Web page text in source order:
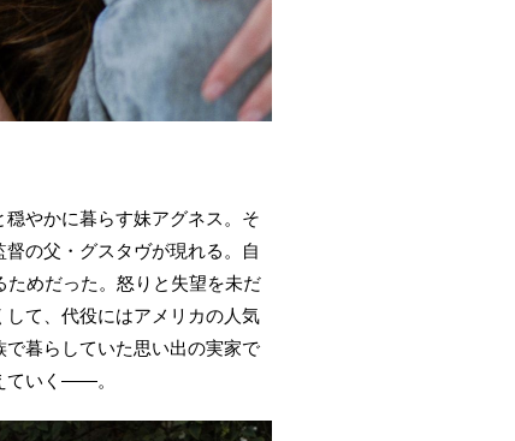
やかに暮らす妹アグネス。そ
の父・グスタヴが現れる。自
めだった。怒りと失望を未だ
て、代役にはアメリカの人気
暮らしていた思い出の実家で
ていく――。